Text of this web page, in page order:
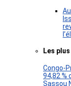
Les
Congo-
94,82 %
Sassou